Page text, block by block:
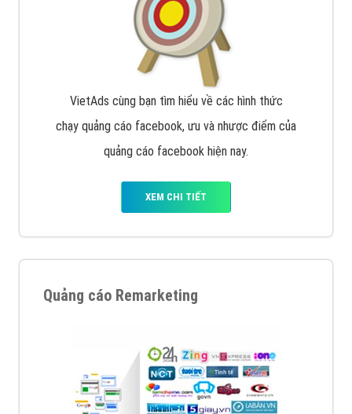
VietAds cùng bạn tìm hiểu về các hình thức
chạy quảng cáo facebook, ưu và nhược điểm của
quảng cáo facebook hiện nay.
XEM CHI TIẾT
Quảng cáo Remarketing